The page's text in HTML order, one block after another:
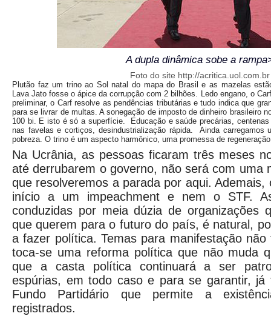
A dupla dinâmica sobe a
Foto do site http://acritica.uol.com.br
Plutão faz um trino ao Sol natal do mapa do Brasil e as mazelas
Lava Jato fosse o ápice da corrupção com 2 bilhões. Ledo engano, o
preliminar, o Carf resolve as pendências tributárias e tudo indica que
para se livrar de multas. A sonegação de imposto de dinheiro brasileiro
100 bi. E isto é só a superfície. Educação e saúde precárias, centenas
nas favelas e cortiços, desindustrialização rápida. Ainda carregamos
pobreza. O trino é um aspecto harmônico, uma promessa de
Na Ucrânia, as pessoas ficaram três meses
até derrubarem o governo, não será com uma
que resolveremos a parada por aqui. Ademais,
início a um impeachment e nem o STF.
conduzidas por meia dúzia de organizações
que querem para o futuro do país, é natural,
a fazer política. Temas para manifestação
toca-se uma reforma política que não muda
que a casta política continuará a ser
espúrias, em todo caso e para se garantir, já
Fundo Partidário que permite a
registrados.